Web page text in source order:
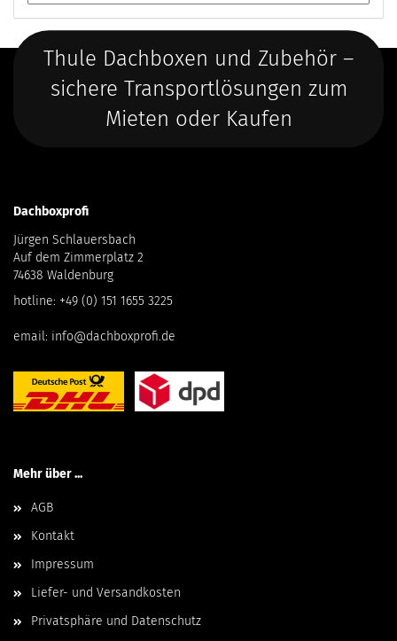
Thule Dachboxen und Zubehör –
sichere Transportlösungen zum
Mieten oder Kaufen
Dachboxprofi
Jürgen Schlauersbach
Auf dem Zimmerplatz 2
74638 Waldenburg
hotline: +49 (0) 151 1655 3225
email: info@dachboxprofi.de
Mehr über ...
AGB
Kontakt
Impressum
Liefer- und Versandkosten
Privatsphäre und Datenschutz